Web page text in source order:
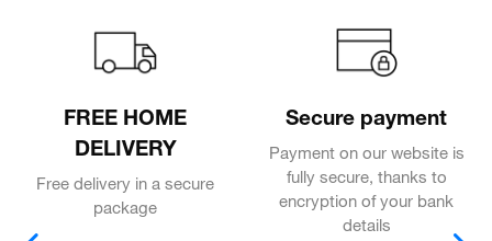
FREE HOME
DELIVERY
Free delivery in a secure
package
Secure payment
Payment on our website is
fully secure, thanks to
encryption of your bank
details